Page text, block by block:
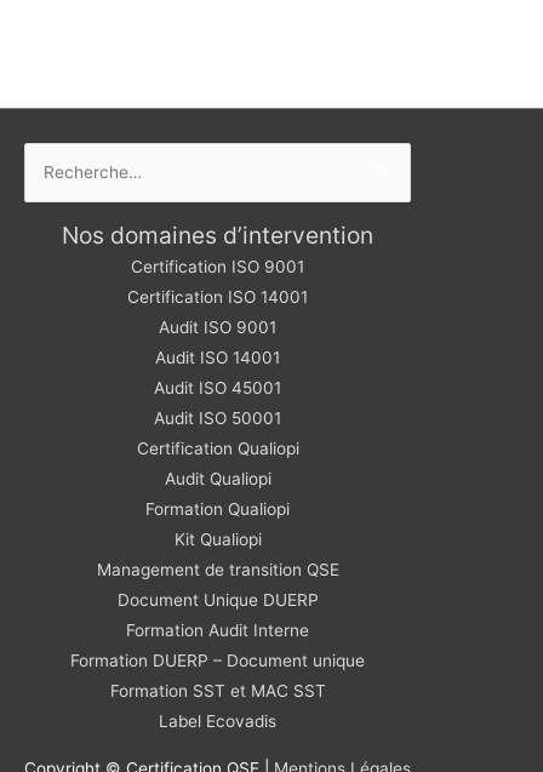
Nos domaines d’intervention
Certification ISO 9001
Certification ISO 14001
Audit ISO 9001
Audit ISO 14001
Audit ISO 45001
Audit ISO 50001
Certification Qualiopi
Audit Qualiopi
Formation Qualiopi
Kit Qualiopi
Management de transition QSE
Document Unique DUERP
Formation Audit Interne
Formation DUERP – Document unique
Formation SST et MAC SST
Label Ecovadis